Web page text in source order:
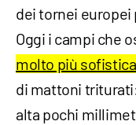
dei tornei europei
Oggi i campi che
molto più
di mattoni
alta pochi